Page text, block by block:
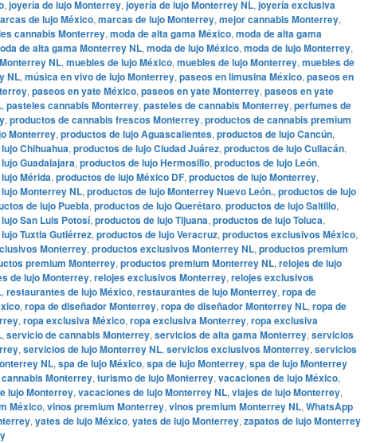
, joyería de lujo Monterrey, joyería de lujo Monterrey NL, joyería exclusiva
de lujo México, marcas de lujo Monterrey, mejor cannabis Monterrey,
cannabis Monterrey, moda de alta gama México, moda de alta gama
de alta gama Monterrey NL, moda de lujo México, moda de lujo Monterrey,
NL, muebles de lujo México, muebles de lujo Monterrey, muebles de
NL, música en vivo de lujo Monterrey, paseos en limusina México, paseos en
, paseos en yate México, paseos en yate Monterrey, paseos en yate
, pasteles cannabis Monterrey, pasteles de cannabis Monterrey, perfumes de
, productos de cannabis frescos Monterrey, productos de cannabis premium
Monterrey, productos de lujo Aguascalientes, productos de lujo Cancún,
Chihuahua, productos de lujo Ciudad Juárez, productos de lujo Culiacán,
Guadalajara, productos de lujo Hermosillo, productos de lujo León,
Mérida, productos de lujo México DF, productos de lujo Monterrey,
Monterrey NL, productos de lujo Monterrey Nuevo León., productos de lujo
de lujo Puebla, productos de lujo Querétaro, productos de lujo Saltillo,
San Luis Potosí, productos de lujo Tijuana, productos de lujo Toluca,
Tuxtla Gutiérrez, productos de lujo Veracruz, productos exclusivos México,
Monterrey, productos exclusivos Monterrey NL, productos premium
premium Monterrey, productos premium Monterrey NL, relojes de lujo
de lujo Monterrey, relojes exclusivos Monterrey, relojes exclusivos
, restaurantes de lujo México, restaurantes de lujo Monterrey, ropa de
, ropa de diseñador Monterrey, ropa de diseñador Monterrey NL, ropa de
, ropa exclusiva México, ropa exclusiva Monterrey, ropa exclusiva
, servicio de cannabis Monterrey, servicios de alta gama Monterrey, servicios
, servicios de lujo Monterrey NL, servicios exclusivos Monterrey, servicios
NL, spa de lujo México, spa de lujo Monterrey, spa de lujo Monterrey
Monterrey, turismo de lujo Monterrey, vacaciones de lujo México,
lujo Monterrey, vacaciones de lujo Monterrey NL, viajes de lujo Monterrey,
México, vinos premium Monterrey, vinos premium Monterrey NL, WhatsApp
, yates de lujo México, yates de lujo Monterrey, zapatos de lujo Monterrey